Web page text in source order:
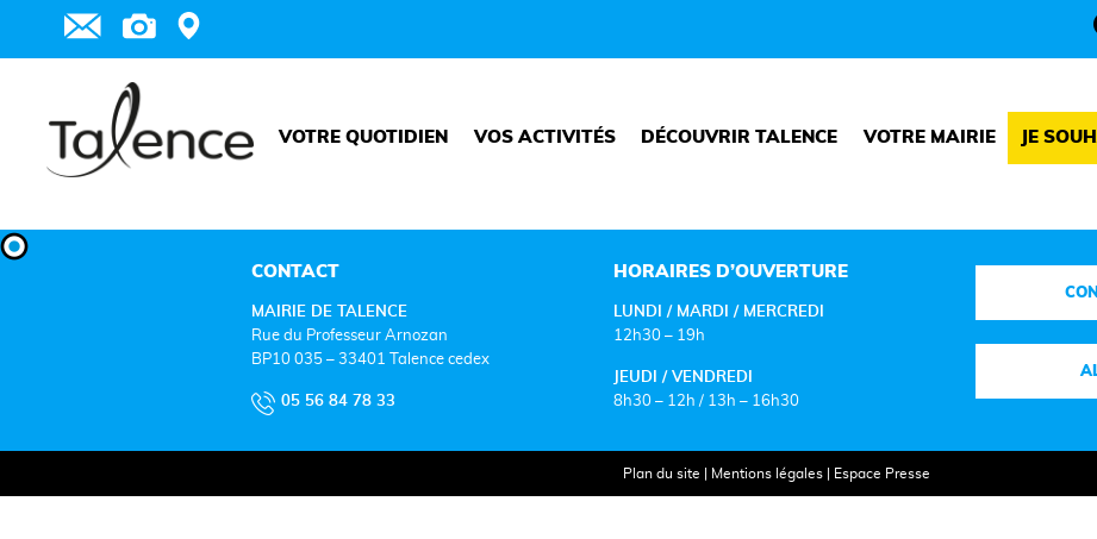
VOTRE QUOTIDIEN VOS ACTIVITÉS DÉCOUVRIR TALENCE VOTRE MAIRIE JE
CONTACT
MAIRIE DE TALENCE
Rue du Professeur Arnozan
BP10 035 – 33401 Talence cedex
05 56 84 78 33
HORAIRES D’OUVERTURE
LUNDI / MARDI / MERCREDI
12h30 – 19h
JEUDI / VENDREDI
8h30 – 12h / 13h – 16h30
Plan du site Mentions légales Espace Presse